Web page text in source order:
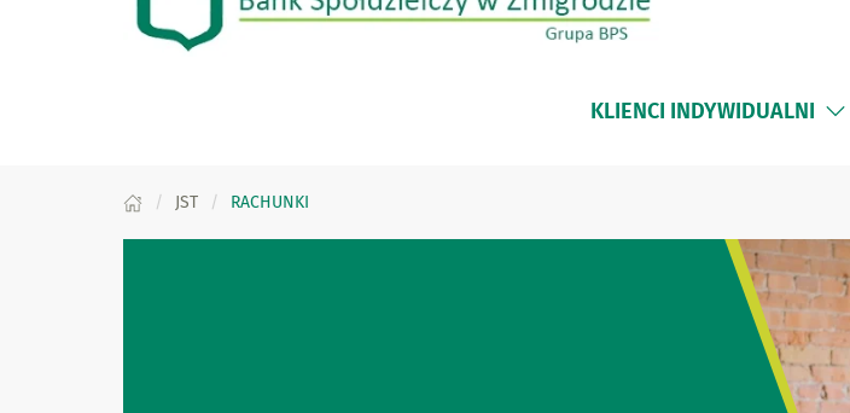
KLIENCI INDYWIDUALNI
JST RACHUNKI